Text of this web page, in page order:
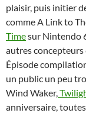
plaisir, puis initier
comme A Link to
Timesur Nintendo
autres concepteurs
Épisode
un public un peu
Wind Waker,
anniversaire,